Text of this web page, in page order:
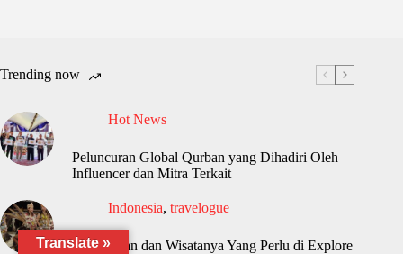
Trending now
Hot News
Peluncuran Global Qurban yang Dihadiri Oleh
Influencer dan Mitra Terkait
Indonesia, travelogue
Kalimantan dan Wisatanya Yang Perlu di Explore
Translate »